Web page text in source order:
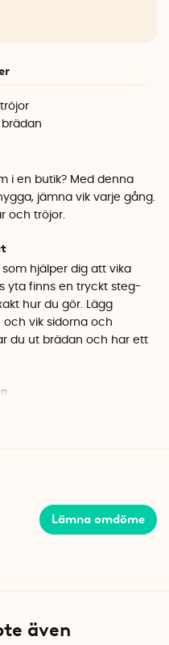
brädan
i en butik? Med denna
jämna vik varje gång.
och tröjor.
hjälper dig att vika
yta finns en tryckt steg-
hur du gör. Lägg
vik sidorna och
du ut brädan och har ett
ser inte bara prydliga ut,
enkelt på en stång i
Lämna omdöme
även